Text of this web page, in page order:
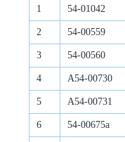
1 54-01042
2 54-00559
3 54-00560
4 А54-00730
5 А54-00731
6 54-00675а